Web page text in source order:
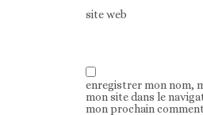
site web
enregistrer mon nom,
mon site dans le
mon prochain